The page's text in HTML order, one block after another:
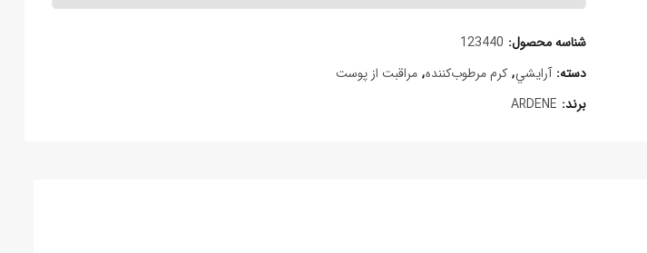
شناسه محصول: 123440
دسته: آرايشي, کرم مرطوب‌کننده, مراقبت از پوست
برند: ARDENE